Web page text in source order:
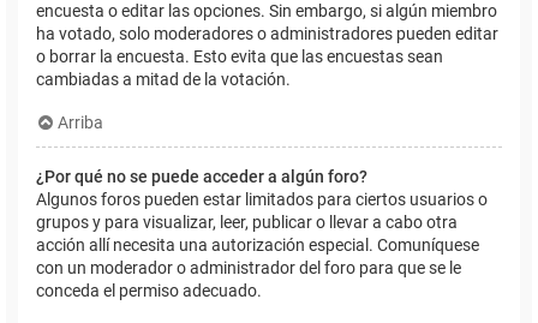
encuesta o editar las opciones. Sin embargo, si algún miembro
ha votado, solo moderadores o administradores pueden editar
o borrar la encuesta. Esto evita que las encuestas sean
cambiadas a mitad de la votación.
Arriba
¿Por qué no se puede acceder a algún foro?
Algunos foros pueden estar limitados para ciertos usuarios o
grupos y para visualizar, leer, publicar o llevar a cabo otra
acción allí necesita una autorización especial. Comuníquese
con un moderador o administrador del foro para que se le
conceda el permiso adecuado.